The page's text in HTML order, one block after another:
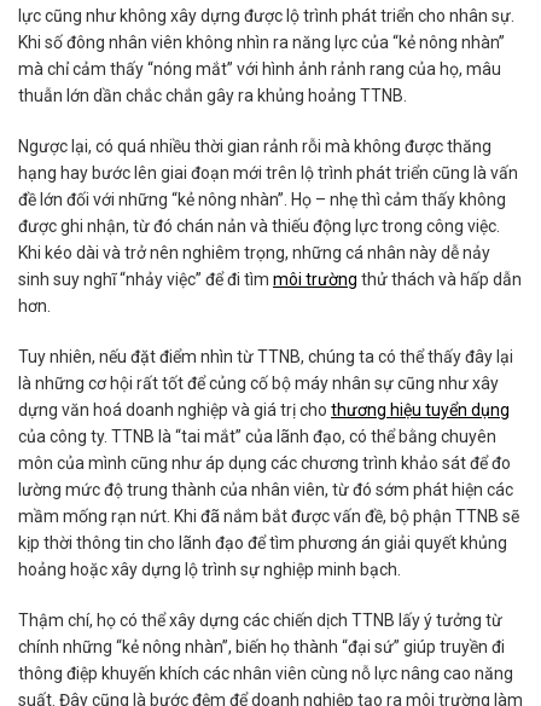
lực cũng như không xây dựng được lộ trình phát triển cho nhân sự.
Khi số đông nhân viên không nhìn ra năng lực của “kẻ nông nhàn”
mà chỉ cảm thấy “nóng mắt” với hình ảnh rảnh rang của họ, mâu
thuẫn lớn dần chắc chắn gây ra khủng hoảng TTNB.
Ngược lại, có quá nhiều thời gian rảnh rỗi mà không được thăng
hạng hay bước lên giai đoạn mới trên lộ trình phát triển cũng là vấn
đề lớn đối với những “kẻ nông nhàn”. Họ – nhẹ thì cảm thấy không
được ghi nhận, từ đó chán nản và thiếu động lực trong công việc.
Khi kéo dài và trở nên nghiêm trọng, những cá nhân này dễ nảy
sinh suy nghĩ “nhảy việc” để đi tìm môi trường thử thách và hấp dẫn
hơn.
Tuy nhiên, nếu đặt điểm nhìn từ TTNB, chúng ta có thể thấy đây lại
là những cơ hội rất tốt để củng cố bộ máy nhân sự cũng như xây
dựng văn hoá doanh nghiệp và giá trị cho thương hiệu tuyển dụng
của công ty. TTNB là “tai mắt” của lãnh đạo, có thể bằng chuyên
môn của mình cũng như áp dụng cácchương trình khảo sát để đo
lường mức độ trung thành của nhân viên, từ đó sớm phát hiện các
mầm mống rạn nứt. Khi đã nắm bắt được vấn đề, bộ phận TTNB sẽ
kịp thời thông tin cho lãnh đạo để tìm phương án giải quyết khủng
hoảng hoặc xây dựng lộ trình sự nghiệp minh bạch.
Thậm chí, họ có thể xây dựng cácchiến dịch TTNB lấy ý tưởng từ
chính những “kẻ nông nhàn”, biến họ thành “đại sứ” giúp truyền đi
thông điệp khuyến khích các nhân viên cùng nỗ lực nâng cao năng
suất. Đây cũng là bước đệm để doanh nghiệp tạo ra môi trường làm